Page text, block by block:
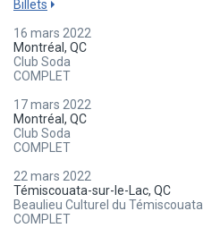
Billets
16 mars 2022
Montréal, QC
Club Soda
COMPLET
17 mars 2022
Montréal, QC
Club Soda
COMPLET
22 mars 2022
Témiscouata-sur-le-Lac, QC
Beaulieu Culturel du Témiscouata
COMPLET